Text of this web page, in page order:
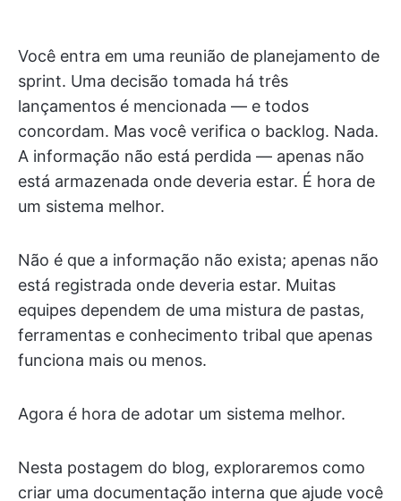
Você entra em uma reunião de planejamento de
sprint. Uma decisão tomada há três
lançamentos é mencionada — e todos
concordam. Mas você verifica o backlog. Nada.
A informação não está perdida — apenas não
está armazenada onde deveria estar. É hora de
um sistema melhor.
Não é que a informação não exista; apenas não
está registrada onde deveria estar. Muitas
equipes dependem de uma mistura de pastas,
ferramentas e conhecimento tribal que apenas
funciona mais ou menos.
Agora é hora de adotar um sistema melhor.
Nesta postagem do blog, exploraremos como
criar uma documentação interna que ajude você